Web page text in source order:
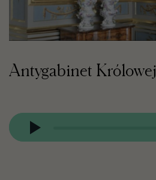
Antygabinet Królowej
Odtwarzacz
audio